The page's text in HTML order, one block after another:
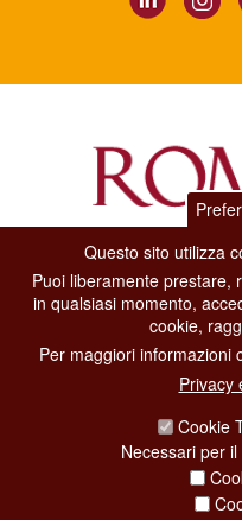
Dipartimento Grandi
Via di San Basilio, 51
00187 Roma
CONTACT
CONTATTA
Questo sito utilizza
Puoi liberamente prestare,
in qualsiasi momento,
cookie,
Per maggiori informazioni
Privacy
Cookie
Necessari per